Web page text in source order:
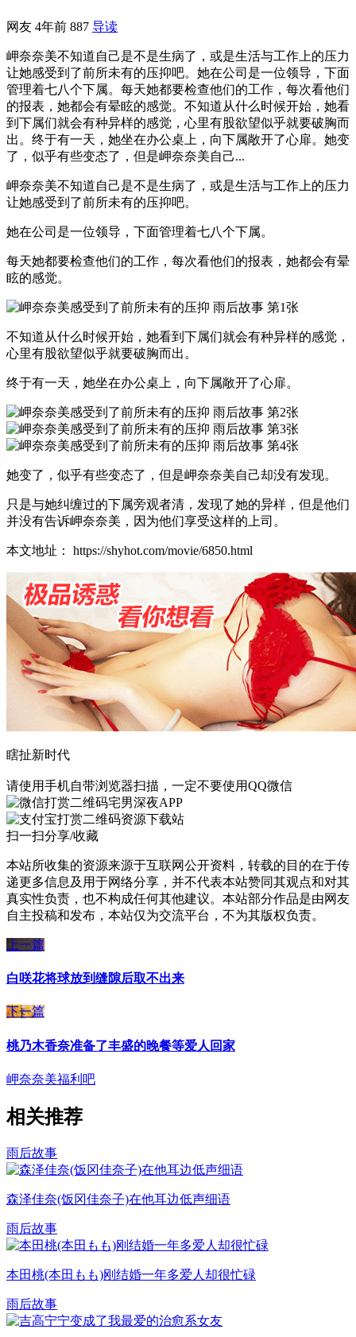
网友 4年前 887 导读
岬奈奈美不知道自己是不是生病了，或是生活与工作上的压力
让她感受到了前所未有的压抑吧。她在公司是一位领导，下面
管理着七八个下属。每天她都要检查他们的工作，每次看他们
的报表，她都会有晕眩的感觉。不知道从什么时候开始，她看
到下属们就会有种异样的感觉，心里有股欲望似乎就要破胸而
出。终于有一天，她坐在办公桌上，向下属敞开了心扉。她变
了，似乎有些变态了，但是岬奈奈美自己...
岬奈奈美不知道自己是不是生病了，或是生活与工作上的压力
让她感受到了前所未有的压抑吧。
她在公司是一位领导，下面管理着七八个下属。
每天她都要检查他们的工作，每次看他们的报表，她都会有晕
眩的感觉。
不知道从什么时候开始，她看到下属们就会有种异样的感觉，
心里有股欲望似乎就要破胸而出。
终于有一天，她坐在办公桌上，向下属敞开了心扉。
她变了，似乎有些变态了，但是岬奈奈美自己却没有发现。
只是与她纠缠过的下属旁观者清，发现了她的异样，但是他们
并没有告诉岬奈奈美，因为他们享受这样的上司。
本文地址： https://shyhot.com/movie/6850.html
瞎扯新时代
请使用手机自带浏览器扫描，一定不要使用QQ微信
宅男深夜APP
资源下载站
扫一扫分享/收藏
本站所收集的资源来源于互联网公开资料，转载的目的在于传
递更多信息及用于网络分享，并不代表本站赞同其观点和对其
真实性负责，也不构成任何其他建议。本站部分作品是由网友
自主投稿和发布，本站仅为交流平台，不为其版权负责。
上一篇
白咲花将球放到缝隙后取不出来
下一篇
桃乃木香奈准备了丰盛的晚餐等爱人回家
岬奈奈美福利吧
相关推荐
雨后故事
森泽佳奈(饭冈佳奈子)在他耳边低声细语
雨后故事
本田桃(本田もも)刚结婚一年多爱人却很忙碌
雨后故事